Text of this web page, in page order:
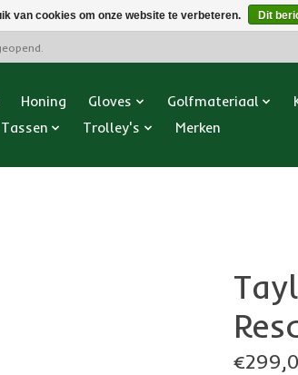
Honing Gloves Golfmateriaal
Tassen
Trolley's Merken
van cookies om onze website te verbeteren. Dit